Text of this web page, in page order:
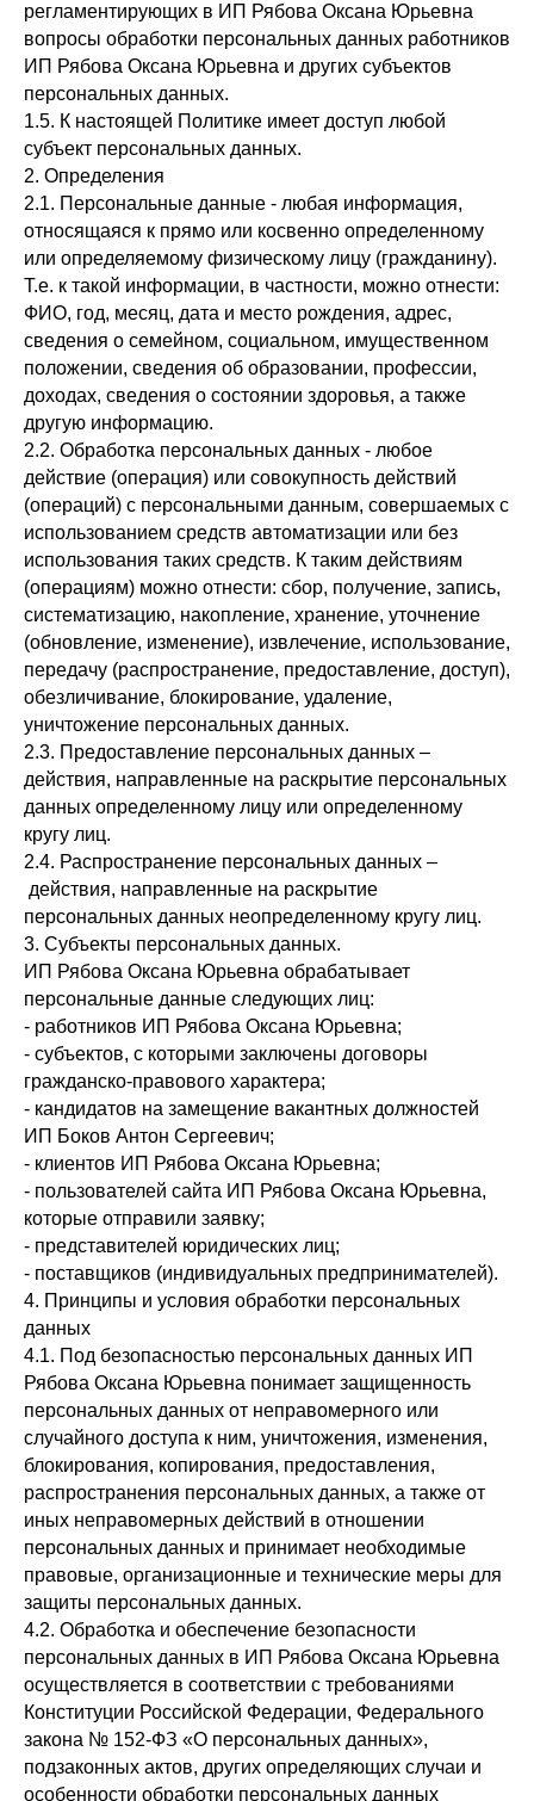
регламентирующих в ИП Рябова Оксана Юрьевна
вопросы обработки персональных данных работников
ИП Рябова Оксана Юрьевна и других субъектов
персональных данных.
1.5. К настоящей Политике имеет доступ любой
субъект персональных данных.
2. Определения
2.1. Персональные данные - любая информация,
относящаяся к прямо или косвенно определенному
или определяемому физическому лицу (гражданину).
Т.е. к такой информации, в частности, можно отнести:
ФИО, год, месяц, дата и место рождения, адрес,
сведения о семейном, социальном, имущественном
положении, сведения об образовании, профессии,
доходах, сведения о состоянии здоровья, а также
другую информацию.
2.2. Обработка персональных данных - любое
действие (операция) или совокупность действий
(операций) с персональными данным, совершаемых с
использованием средств автоматизации или без
использования таких средств. К таким действиям
(операциям) можно отнести: сбор, получение, запись,
систематизацию, накопление, хранение, уточнение
(обновление, изменение), извлечение, использование,
передачу (распространение, предоставление, доступ),
обезличивание, блокирование, удаление,
уничтожение персональных данных.
2.3. Предоставление персональных данных –
действия, направленные на раскрытие персональных
данных определенному лицу или определенному
кругу лиц.
2.4. Распространение персональных данных –
действия, направленные на раскрытие
персональных данных неопределенному кругу лиц.
3. Субъекты персональных данных.
ИП Рябова Оксана Юрьевна обрабатывает
персональные данные следующих лиц:
- работников ИП Рябова Оксана Юрьевна;
- субъектов, с которыми заключены договоры
гражданско-правового характера;
- кандидатов на замещение вакантных должностей
ИП Боков Антон Сергеевич;
- клиентов ИП Рябова Оксана Юрьевна;
- пользователей сайта ИП Рябова Оксана Юрьевна,
которые отправили заявку;
- представителей юридических лиц;
- поставщиков (индивидуальных предпринимателей).
4. Принципы и условия обработки персональных
данных
4.1. Под безопасностью персональных данных ИП
Рябова Оксана Юрьевна понимает защищенность
персональных данных от неправомерного или
случайного доступа к ним, уничтожения, изменения,
блокирования, копирования, предоставления,
распространения персональных данных, а также от
иных неправомерных действий в отношении
персональных данных и принимает необходимые
правовые, организационные и технические меры для
защиты персональных данных.
4.2. Обработка и обеспечение безопасности
персональных данных в ИП Рябова Оксана Юрьевна
осуществляется в соответствии с требованиями
Конституции Российской Федерации, Федерального
закона № 152-ФЗ «О персональных данных»,
подзаконных актов, других определяющих случаи и
особенности обработки персональных данных